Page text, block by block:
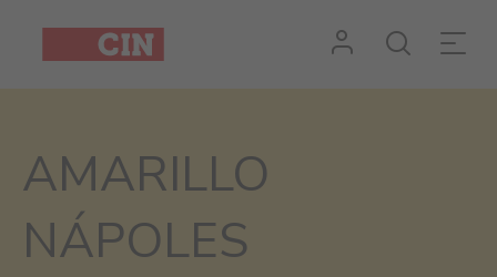
AMARILLO
NÁPOLES